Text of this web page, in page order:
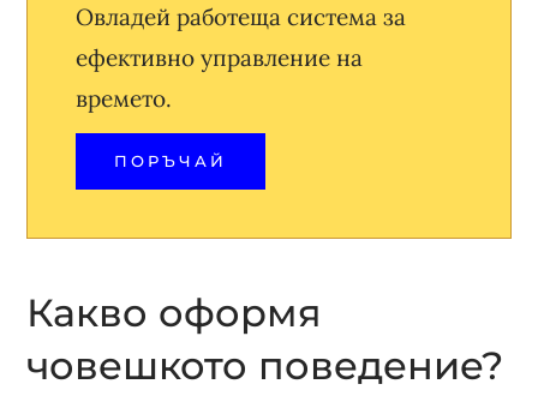
Овладей работеща система за
ефективно управление на
времето.
ПОРЪЧАЙ
Какво оформя
човешкото поведение?